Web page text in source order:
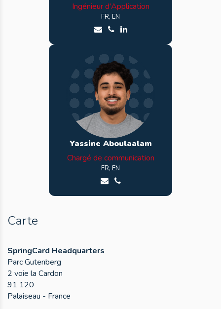
Ingénieur d'Application
FR, EN
Envoyer un email à Cyrille
Appeler Cyrille
Voir le profil LinkedIn de
Yassine Aboulaalam
Chargé de communication
FR, EN
Envoyer un email à Yassine
Appeler Yassine
Carte
SpringCard Headquarters
Parc Gutenberg
2 voie la Cardon
91 120
Palaiseau - France